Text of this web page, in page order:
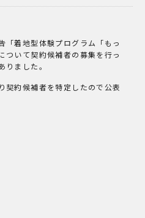
「着地型体験プログラム「もっ
ついて契約候補者の募集を行っ
ました。
契約候補者を特定したので公表